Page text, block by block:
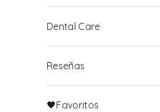
Dental Care
Reseñas
🖤Favoritos